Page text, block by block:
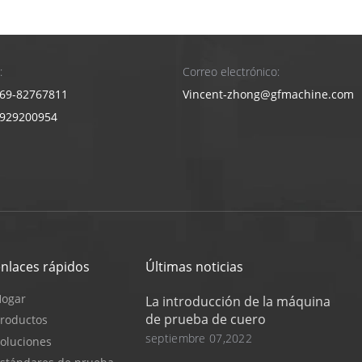
82767811
Correo electrónico:
Vincent-zhong@gfmachine.com
rápidos
Últimas noticias
La introducción de la máquina
de prueba de cuero
septiembre 07,2022